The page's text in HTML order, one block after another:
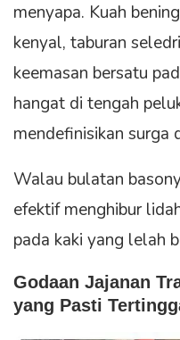
menyapa. Kuah
kenyal, taburan
keemasan bersatu
hangat di tengah
mendefinisikan surga
Walau bulatan
efektif menghibur
pada kaki yang lelah
Godaan Jajanan
yang Pasti